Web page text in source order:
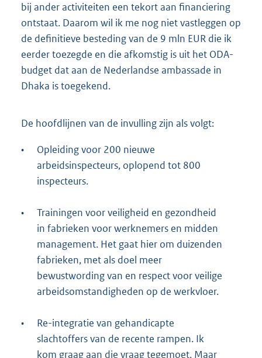
bij ander activiteiten een tekort aan financiering
ontstaat. Daarom wil ik me nog niet vastleggen op
de definitieve besteding van de 9 mln EUR die ik
eerder toezegde en die afkomstig is uit het ODA-
budget dat aan de Nederlandse ambassade in
Dhaka is toegekend.
De hoofdlijnen van de invulling zijn als volgt:
•
Opleiding voor 200 nieuwe
arbeidsinspecteurs, oplopend tot 800
inspecteurs.
•
Trainingen voor veiligheid en gezondheid
in fabrieken voor werknemers en midden
management. Het gaat hier om duizenden
fabrieken, met als doel meer
bewustwording van en respect voor veilige
arbeidsomstandigheden op de werkvloer.
•
Re-integratie van gehandicapte
slachtoffers van de recente rampen. Ik
kom graag aan die vraag tegemoet. Maar